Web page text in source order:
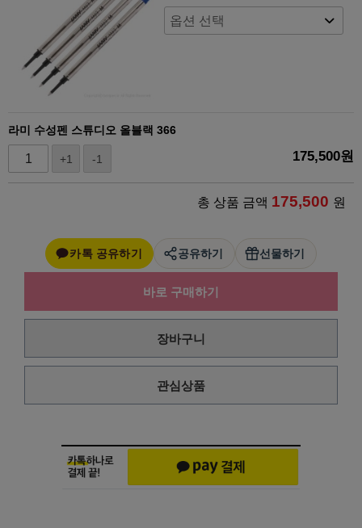
라미 수성펜 스튜디오 올블랙 366
+1 -1 175,500원
총 상품 금액 175,500 원
카톡 공유하기 공유하기 선물하기
바로 구매하기
장바구니
관심상품